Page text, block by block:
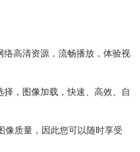
络高清资源，流畅播放，体验视
，图像加载，快速、高效、自
像质量，因此您可以随时享受